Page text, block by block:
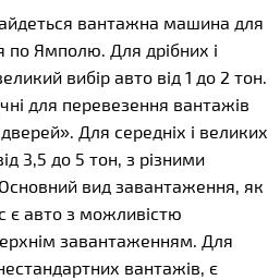
вантажна машина для
по Ямполю. Для дрібних і
вибір авто від 1 до 2 тон.
для перевезення вантажів
Для середніх і великих
3,5 до 5 тон, з різними
вид завантаження, як
є авто з можливістю
завантаженням. Для
вантажів, є